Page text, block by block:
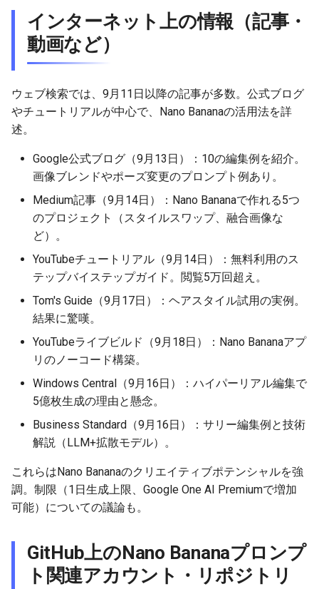
2026-05-18
2026-05-16
2026-05-15
2026-05-14
2026-05-13
2026-05-10
2026-05-09
2026-05-07
2026-05-05
2025-11-02
2025-10-31
2025-10-30
2025-10-29
2025-10-28
2025-10-25
2025-10-24
2025-10-22
2025-10-20
2026-05-18
2026-05-16
2026-05-15
2026-05-14
2026-05-13
2026-05-10
2026-05-09
2026-05-07
2026-05-05
2025-11-02
2025-10-31
2025-10-30
2025-10-29
2025-10-28
2025-10-25
2025-10-24
2025-10-22
2025-10-20
2026-05-18
2026-05-17
2026-05-15
2026-05-13
2026-05-12
2026-05-11
2026-05-10
2026-05-09
2026-05-08
2026-05-07
2026-05-06
2026-05-04
2026-05-02
2026-05-14
2026-05-12
2026-05-11
2026-05-10
2026-05-09
2026-05-06
2026-05-05
2026-05-03
2026-05-01
2025-11-02
2025-10-31
2025-10-30
2025-10-29
2025-10-28
2025-10-25
2025-10-24
2025-10-22
2025-10-20
インターネット上の情報（記事・
動画など）
ウェブ検索では、9月11日以降の記事が多数。公式ブログ
やチュートリアルが中心で、Nano Bananaの活用法を詳
述。
Google公式ブログ（9月13日）：10の編集例を紹介。
画像ブレンドやポーズ変更のプロンプト例あり。
Medium記事（9月14日）：Nano Bananaで作れる5つ
のプロジェクト（スタイルスワップ、融合画像な
ど）。
YouTubeチュートリアル（9月14日）：無料利用のス
テップバイステップガイド。閲覧5万回超え。
Tom's Guide（9月17日）：ヘアスタイル試用の実例。
結果に驚嘆。
YouTubeライブビルド（9月18日）：Nano Bananaアプ
リのノーコード構築。
Windows Central（9月16日）：ハイパーリアル編集で
5億枚生成の理由と懸念。
Business Standard（9月16日）：サリー編集例と技術
解説（LLM+拡散モデル）。
これらはNano Bananaのクリエイティブポテンシャルを強
調。制限（1日生成上限、Google One AI Premiumで増加
可能）についての議論も。
GitHub上のNano Bananaプロンプ
ト関連アカウント・リポジトリ